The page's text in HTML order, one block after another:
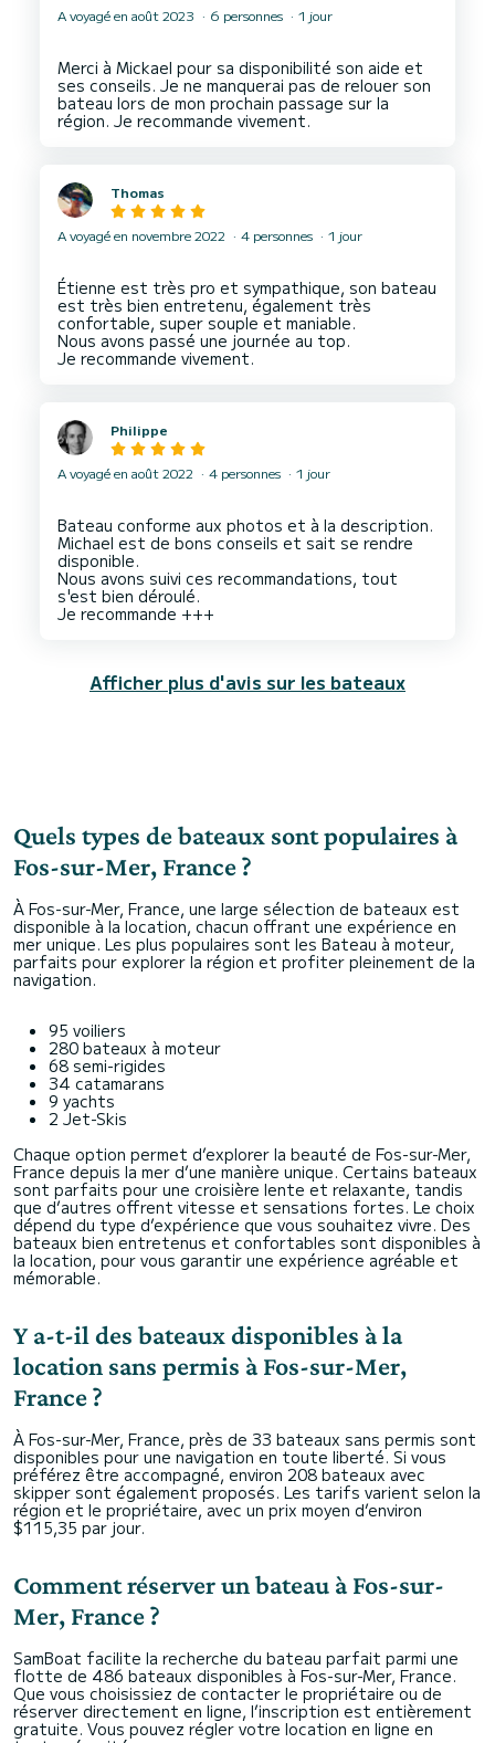
A voyagé en août 2023 6 personnes 1 jour
Merci à Mickael pour sa disponibilité son aide et
ses conseils. Je ne manquerai pas de relouer son
bateau lors de mon prochain passage sur la
Thomas
A voyagé en novembre 2022 4 personnes 1 jour
Étienne est très pro et sympathique, son bateau
est très bien entretenu, également très
confortable, super souple et maniable.
Nous avons passé une journée au top.
Philippe
A voyagé en août 2022 4 personnes 1 jour
Bateau conforme aux photos et à la description.
Michael est de bons conseils et sait se rendre
disponible.
Nous avons suivi ces recommandations, tout
s'est bien déroulé.
Afficher plus d'avis sur les bateaux
Quels types de bateaux sont populaires à
Fos-sur-Mer, France ?
À Fos-sur-Mer, France, une large sélection de bateaux est
disponible à la location, chacun offrant une expérience en
mer unique. Les plus populaires sont les Bateau à moteur,
parfaits pour explorer la région et profiter pleinement de la
navigation.
95 voiliers
280 bateaux à moteur
68 semi-rigides
34 catamarans
9 yachts
2 Jet-Skis
Chaque option permet d’explorer la beauté de Fos-sur-Mer,
France depuis la mer d’une manière unique. Certains bateaux
sont parfaits pour une croisière lente et relaxante, tandis
que d’autres offrent vitesse et sensations fortes. Le choix
dépend du type d’expérience que vous souhaitez vivre. Des
bateaux bien entretenus et confortables sont disponibles à
la location, pour vous garantir une expérience agréable et
mémorable.
Y a-t-il des bateaux disponibles à la
location sans permis à Fos-sur-Mer,
France ?
À Fos-sur-Mer, France, près de 33 bateaux sans permis sont
disponibles pour une navigation en toute liberté. Si vous
préférez être accompagné, environ 208 bateaux avec
skipper sont également proposés. Les tarifs varient selon la
région et le propriétaire, avec un prix moyen d’environ
$115,35 par jour.
Comment réserver un bateau à Fos-sur-
Mer, France ?
SamBoat facilite la recherche du bateau parfait parmi une
flotte de 486 bateaux disponibles à Fos-sur-Mer, France.
Que vous choisissiez de contacter le propriétaire ou de
réserver directement en ligne, l’inscription est entièrement
gratuite. Vous pouvez régler votre location en ligne en